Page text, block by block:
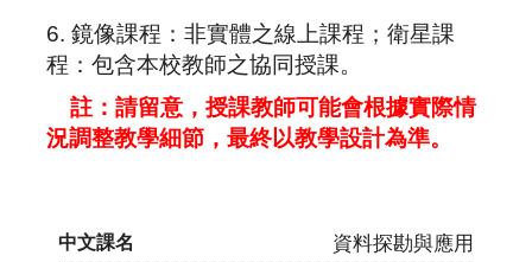
6. 鏡像課程：非實體之線上課程；衛星課
程：包含本校教師之協同授課。
註：請留意，授課教師可能會根據實際情
況調整教學細節，最終以教學設計為準。
資料探勘與應用